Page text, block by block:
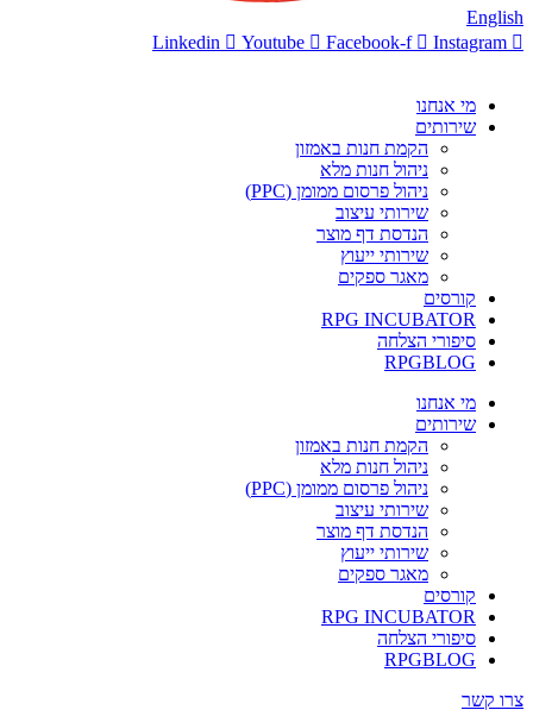
English
Linkedin
Youtube Facebook-f Instagram
מי אנחנו
שירותים
הקמת חנות באמזון
ניהול חנות מלא
ניהול פרסום ממומן (PPC)
שירותי עיצוב
הנדסת דף מוצר
שירותי ייעוץ
מאגר ספקים
קורסים
RPG INCUBATOR
סיפורי הצלחה
RPGBLOG
מי אנחנו
שירותים
הקמת חנות באמזון
ניהול חנות מלא
ניהול פרסום ממומן (PPC)
שירותי עיצוב
הנדסת דף מוצר
שירותי ייעוץ
מאגר ספקים
קורסים
RPG INCUBATOR
סיפורי הצלחה
RPGBLOG
צרו קשר